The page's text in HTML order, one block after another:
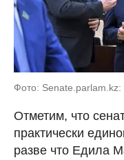
Фото:
Отметим, что
практически
разве что Едила